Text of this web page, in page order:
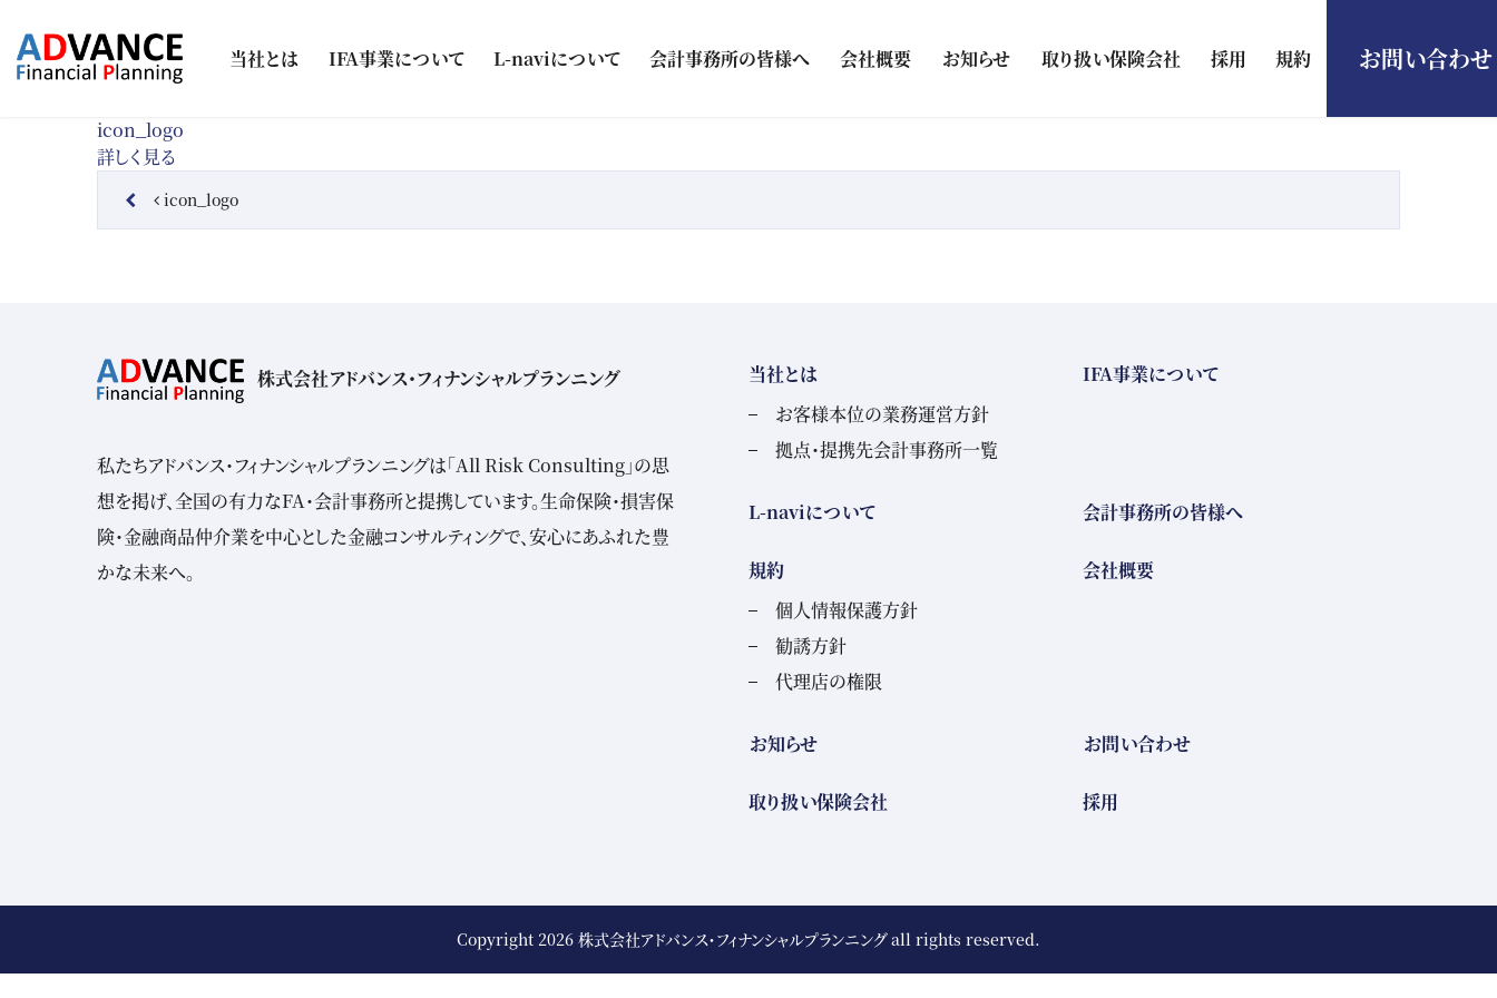
当社とは
IFA事業について L-naviについて 会計事務所の皆様へ 会社概要 お知らせ 取り扱い保険会社 採用 規約 お問い合わせ
icon_logo
詳しく見る
投稿ナビゲーション
icon_logo
株式会社アドバンス・フィナンシャルプランニング
私たちアドバンス・フィナンシャルプランニングは「All Risk Consulting」の思
想を掲げ、全国の有力なFA・会計事務所と提携しています。生命保険・損害保
険・金融商品仲介業を中心とした金融コンサルティングで、安心にあふれた豊
かな未来へ。
当社とは
お客様本位の業務運営方針
拠点・提携先会計事務所一覧
IFA事業について
L-naviについて 会計事務所の皆様へ
規約
個人情報保護方針
勧誘方針
代理店の権限
会社概要
お知らせ お問い合わせ
取り扱い保険会社 採用
Copyright 2026 株式会社アドバンス・フィナンシャルプランニングall rights reserved.